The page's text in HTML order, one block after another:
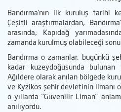
Bandırma'nın ilk kuruluş tarihi
Çeşitli araştırmalardan,
arasında, Kapıdağ
zamanda kurulmuş olabileceği
Bandırma o zamanlar, bugünkü
kadar kuzeydoğusunda
Ağıldere olarak anılan bölgede
ve Kyzikos şehir devletinin limanı
o yıllarda "Güvenilir Liman"
anılıyordu.